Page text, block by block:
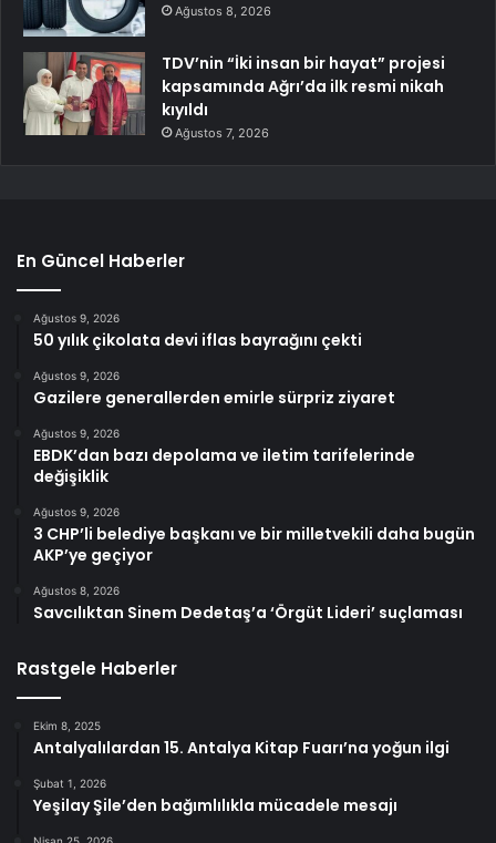
Ağustos 8, 2026
TDV’nin “İki insan bir hayat” projesi
kapsamında Ağrı’da ilk resmi nikah
kıyıldı
Ağustos 7, 2026
En Güncel Haberler
Ağustos 9, 2026
50 yılık çikolata devi iflas bayrağını çekti
Ağustos 9, 2026
Gazilere generallerden emirle sürpriz ziyaret
Ağustos 9, 2026
EBDK’dan bazı depolama ve iletim tarifelerinde
değişiklik
Ağustos 9, 2026
3 CHP’li belediye başkanı ve bir milletvekili daha bugün
AKP’ye geçiyor
Ağustos 8, 2026
Savcılıktan Sinem Dedetaş’a ‘Örgüt Lideri’ suçlaması
Rastgele Haberler
Ekim 8, 2025
Antalyalılardan 15. Antalya Kitap Fuarı’na yoğun ilgi
Şubat 1, 2026
Yeşilay Şile’den bağımlılıkla mücadele mesajı